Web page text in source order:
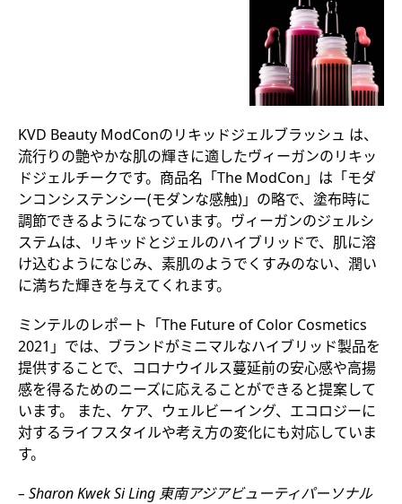
KVD Beauty ModConのリキッドジェルブラッシュ は、
流行りの艶やかな肌の輝きに適したヴィーガンのリキッ
ドジェルチークです。商品名「The ModCon」は「モダ
ンコンシステンシー(モダンな感触)」の略で、塗布時に
調節できるようになっています。ヴィーガンのジェルシ
ステムは、リキッドとジェルのハイブリッドで、肌に溶
け込むようになじみ、素肌のようでくすみのない、潤い
に満ちた輝きを与えてくれます。
ミンテルのレポート「The Future of Color Cosmetics
2021」では、ブランドがミニマルなハイブリッド製品を
提供することで、コロナウイルス蔓延前の安心感や高揚
感を得るためのニーズに応えることができると提案して
います。 また、ケア、ウェルビーイング、エコロジーに
対するライフスタイルや考え方の変化にも対応していま
す。
– Sharon Kwek Si Ling 東南アジアビューティパーソナル